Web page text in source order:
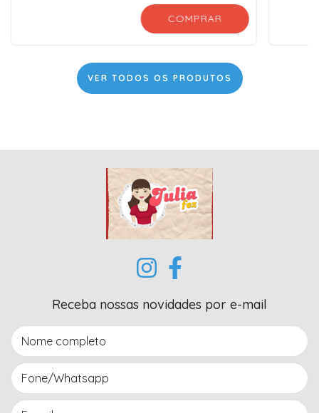
COMPRAR
VER TODOS OS PRODUTOS
Receba nossas novidades por e-mail